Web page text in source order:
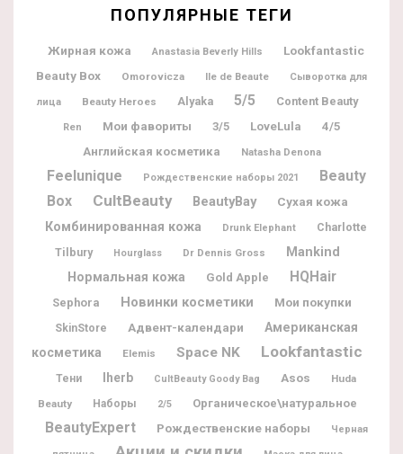
ПОПУЛЯРНЫЕ ТЕГИ
Жирная кожа Anastasia Beverly Hills
Lookfantastic
Beauty Box
Omorovicza Ile de Beaute Сыворотка для
лица Beauty Heroes Alyaka 5/5 Content Beauty
Ren Мои фавориты 3/5 LoveLula
4/5
Английская косметика
Natasha Denona
Feelunique Рождественские наборы 2021
Beauty
Box
CultBeauty BeautyBay Сухая кожа
Комбинированная кожа Drunk Elephant
Charlotte
Tilbury
Hourglass Dr Dennis Gross Mankind
Нормальная кожа Gold Apple HQHair
Sephora Новинки косметики Мои покупки
SkinStore Адвент-календари
Американская
косметика
Elemis Space NK Lookfantastic
Тени Iherb CultBeauty Goody Bag Asos
Huda
Beauty
Наборы 2/5 Органическое\натуральное
BeautyExpert Рождественские наборы Черная